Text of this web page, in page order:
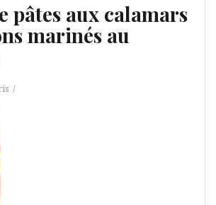
pâtes aux calamars
marinés au